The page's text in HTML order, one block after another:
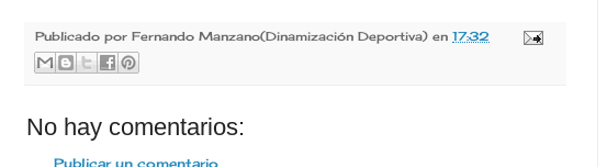
Publicado por Fernando Manzano(Dinamización Deportiva) en 17:32
No hay comentarios:
Publicar un comentario